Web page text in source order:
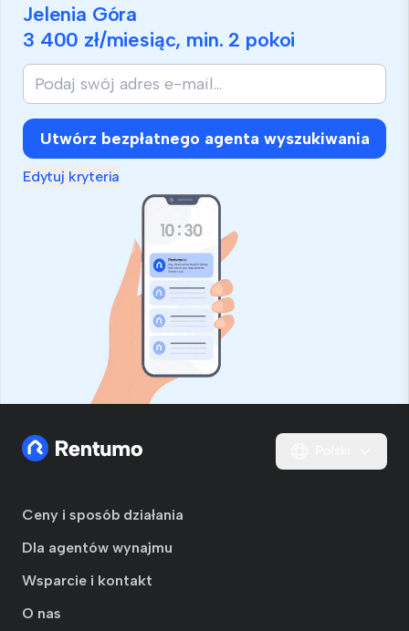
Jelenia Góra
3 400 zł/miesiąc, min. 2 pokoi
Utwórz bezpłatnego agenta wyszukiwania
Edytuj kryteria
Ceny i sposób działania
Dla agentów wynajmu
Wsparcie i kontakt
O nas